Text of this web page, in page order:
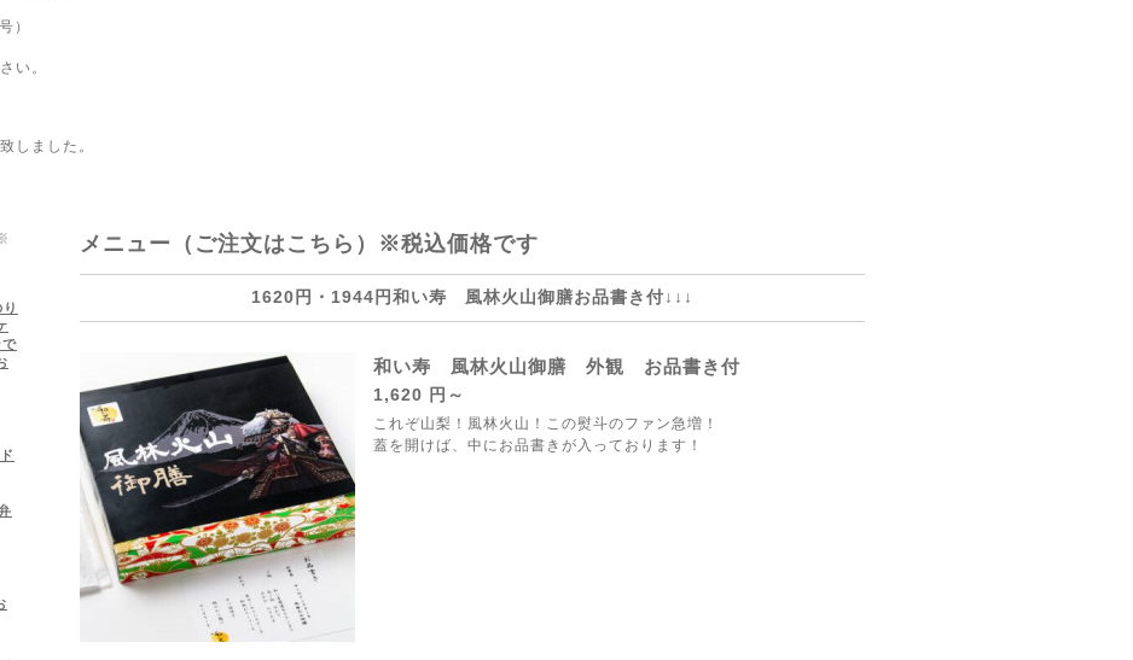
）
い。
しました。
メニュー（ご注文はこちら）※税込価格です
1620円・1944円和い寿 風林火山御膳お品書き付↓↓↓
和い寿 風林火山御膳 外観 お品書き付
1,620 円～
これぞ山梨！風林火山！この熨斗のファン急増！
蓋を開けば、中にお品書きが入っております！
で